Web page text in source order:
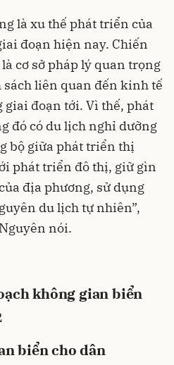
là xu thế phát triển của
đoạn hiện nay. Chiến
cơ sở pháp lý quan trọng
sách liên quan đến kinh tế
giai đoạn tới. Vì thế, phát
đó có du lịch nghỉ dưỡng
bộ giữa phát triển thị
phát triển đô thị, giữ gìn
địa phương, sử dụng
du lịch tự nhiên”,
nói.
không gian biển
biển cho dân